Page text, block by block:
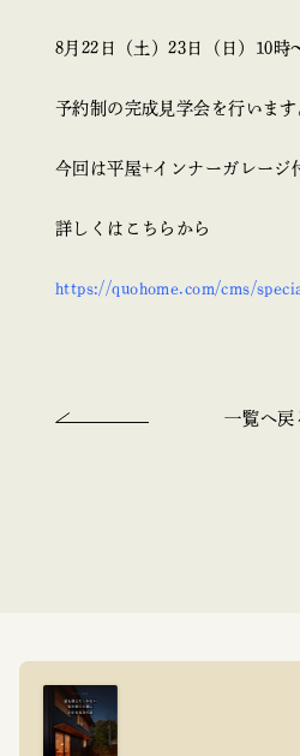
8月22日（土）23日（日）10時
予約制の完成見学会を行います
今回は平屋+インナーガレージ
詳しくはこちらから
https://quohome.com/cms/
一覧へ戻